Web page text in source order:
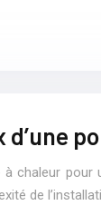
d’une
chaleur
de